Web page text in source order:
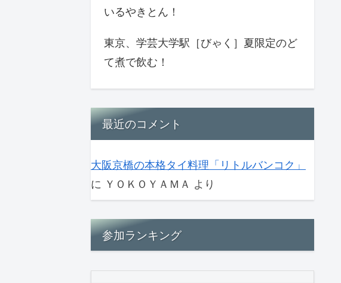
いるやきとん！
東京、学芸大学駅［びゃく］夏限定のど
て煮で飲む！
最近のコメント
大阪京橋の本格タイ料理「リトルバンコク」
に ＹＯＫＯＹＡＭＡ より
参加ランキング